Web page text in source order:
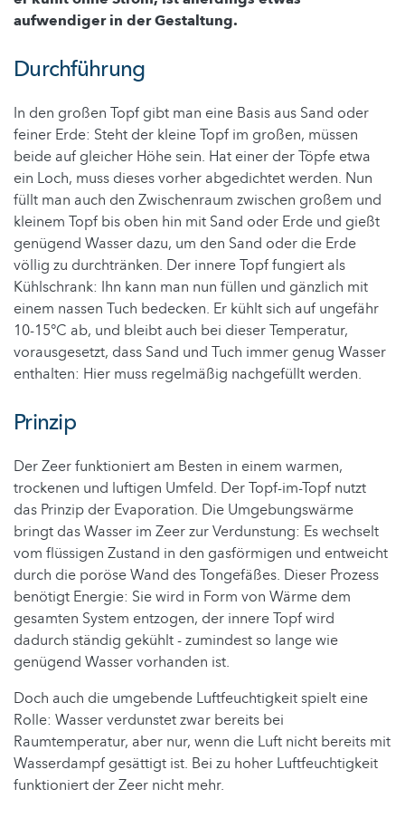
aufwendiger in der Gestaltung.
Durchführung
In den großen Topf gibt man eine Basis aus Sand oder
feiner Erde: Steht der kleine Topf im großen, müssen
beide auf gleicher Höhe sein. Hat einer der Töpfe etwa
ein Loch, muss dieses vorher abgedichtet werden. Nun
füllt man auch den Zwischenraum zwischen großem und
kleinem Topf bis oben hin mit Sand oder Erde und gießt
genügend Wasser dazu, um den Sand oder die Erde
völlig zu durchtränken. Der innere Topf fungiert als
Kühlschrank: Ihn kann man nun füllen und gänzlich mit
einem nassen Tuch bedecken. Er kühlt sich auf ungefähr
10-15°C ab, und bleibt auch bei dieser Temperatur,
vorausgesetzt, dass Sand und Tuch immer genug Wasser
enthalten: Hier muss regelmäßig nachgefüllt werden.
Prinzip
Der Zeer funktioniert am Besten in einem warmen,
trockenen und luftigen Umfeld. Der Topf-im-Topf nutzt
das Prinzip der Evaporation. Die Umgebungswärme
bringt das Wasser im Zeer zur Verdunstung: Es wechselt
vom flüssigen Zustand in den gasförmigen und entweicht
durch die poröse Wand des Tongefäßes. Dieser Prozess
benötigt Energie: Sie wird in Form von Wärme dem
gesamten System entzogen, der innere Topf wird
dadurch ständig gekühlt - zumindest so lange wie
genügend Wasser vorhanden ist.
Doch auch die umgebende Luftfeuchtigkeit spielt eine
Rolle: Wasser verdunstet zwar bereits bei
Raumtemperatur, aber nur, wenn die Luft nicht bereits mit
Wasserdampf gesättigt ist. Bei zu hoher Luftfeuchtigkeit
funktioniert der Zeer nicht mehr.